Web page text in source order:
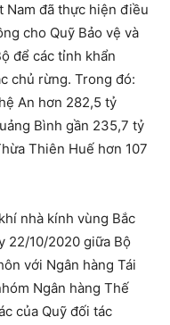
Nam đã thực hiện điều
cho Quỹ Bảo vệ và
để các tỉnh khẩn
chủ rừng. Trong đó:
An hơn 282,5 tỷ
Bình gần 235,7 tỷ
Thiên Huế hơn 107
nhà kính vùng Bắc
22/10/2020 giữa Bộ
với Ngân hàng Tái
Ngân hàng Thế
của Quỹ đối tác